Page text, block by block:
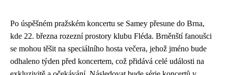
Po úspěšném pražském koncertu se Samey přesune do Brna,
kde 22. března rozezní prostory klubu Fléda. Brněnští fanoušci
se mohou těšit na speciálního hosta večera, jehož jméno bude
odhaleno týden před koncertem, což přidává celé události na